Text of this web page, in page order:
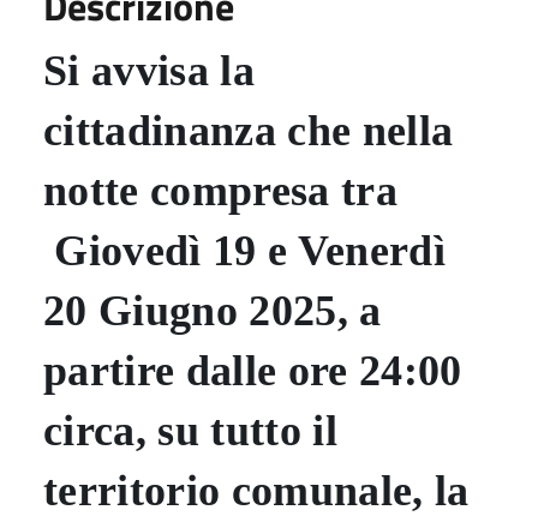
Si avvisa la
cittadinanza che nella
notte compresa tra
Giovedì 19 e Venerdì
20 Giugno 2025, a
partire dalle ore 24:00
circa, su tutto il
territorio comunale, la